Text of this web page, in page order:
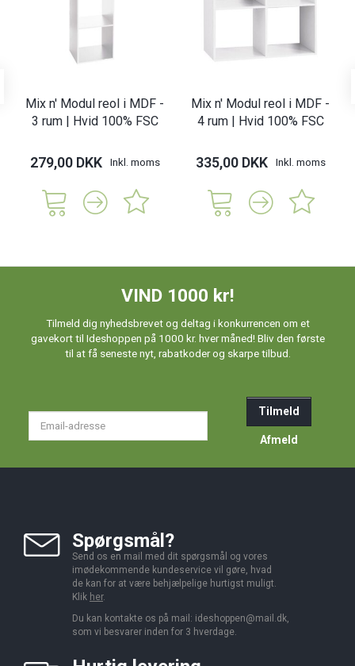
Mix n' Modul reol i MDF -
3 rum | Hvid 100% FSC
279,00 DKK Inkl. moms
Mix n' Modul reol i MDF -
4 rum | Hvid 100% FSC
335,00 DKK Inkl. moms
VIND 1000 kr!
Tilmeld dig nyhedsbrevet og deltag i konkurrencen om et
gavekort til Ideshoppen på 1000 kr. hver måned! Bliv den første
til at få seneste nyt, rabatkoder og skarpe tilbud.
Tilmeld
Afmeld
Spørgsmål?
Send os en mail med dit spørgsmål og vores
imødekommende kundeservice vil gøre, hvad
de kan for at være behjælpelige hurtigst muligt.
Klik her.
Du kan kontakte os på mail: ideshoppen@mail.dk,
som vi besvarer inden for 3 hverdage.